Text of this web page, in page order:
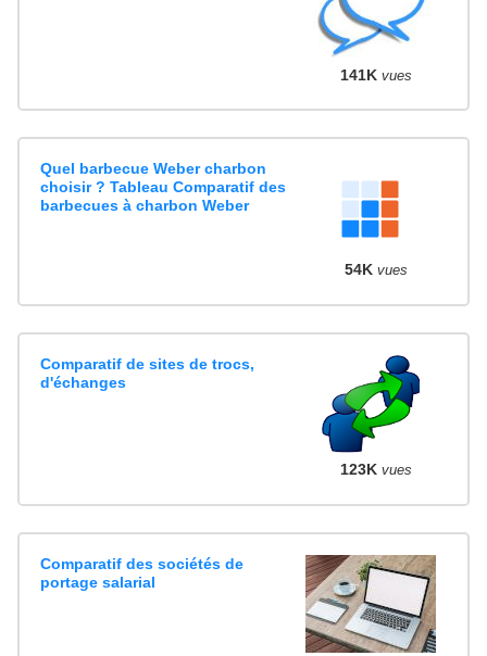
141K vues
Quel barbecue Weber charbon
choisir ? Tableau Comparatif des
barbecues à charbon Weber
54K vues
Comparatif de sites de trocs,
d'échanges
123K vues
Comparatif des sociétés de
portage salarial